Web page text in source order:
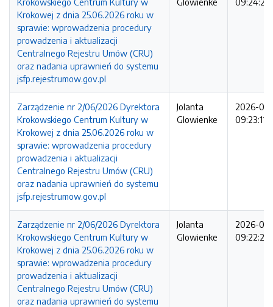
Krokowej z dnia 25.06.2026 roku w
sprawie: wprowadzenia procedury
prowadzenia i aktualizacji
Centralnego Rejestru Umów (CRU)
oraz nadania uprawnień do systemu
jsfp.rejestrumow.gov.pl
Zarządzenie nr 2/06/2026 Dyrektora
Krokowskiego Centrum Kultury w
Krokowej z dnia 25.06.2026 roku w
sprawie: wprowadzenia procedury
prowadzenia i aktualizacji
Centralnego Rejestru Umów (CRU)
oraz nadania uprawnień do systemu
jsfp.rejestrumow.gov.pl
Jolanta
Glowienke
2026-
09:23:11
Zarządzenie nr 2/06/2026 Dyrektora
Krokowskiego Centrum Kultury w
Krokowej z dnia 25.06.2026 roku w
sprawie: wprowadzenia procedury
prowadzenia i aktualizacji
Centralnego Rejestru Umów (CRU)
oraz nadania uprawnień do systemu
Jolanta
Glowienke
2026-
09:22:27